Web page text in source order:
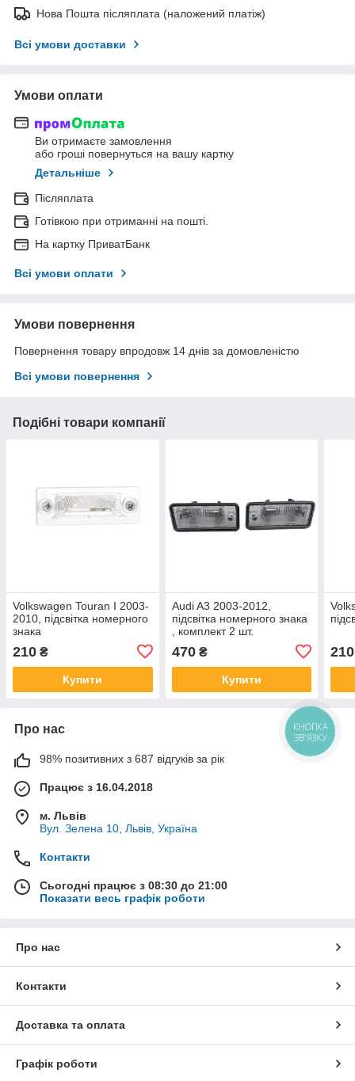
Нова Пошта післяплата (наложений платіж)
Всі умови доставки
Умови оплати
Ви отримаєте замовлення
або гроші повернуться на вашу картку
Детальніше
Післяплата
Готівкою при отриманні на пошті.
На картку ПриватБанк
Всі умови оплати
Умови повернення
Повернення товару впродовж 14 днів за домовленістю
Всі умови повернення
Подібні товари компанії
Volkswagen Touran I 2003-
2010, підсвітка номерного
знака
210 ₴
Купити
Audi A3 2003-2012,
підсвітка номерного знака
, комплект 2 шт.
470₴
Купити
210
Про нас
98% позитивних з 687 відгуків за рік
Працює з 16.04.2018
м. Львів
Вул. Зелена 10, Львів, Україна
Контакти
Сьогодні працює з 08:30 до 21:00
Показати весь графік роботи
Про нас
Контакти
Доставка та оплата
Графік роботи
КНОПКА
ЗВ'ЯЗКУ